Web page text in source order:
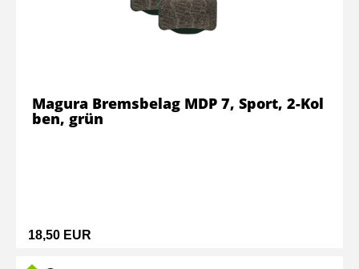
18,50 EUR
Magura Bremsbelag MDP 7, Sport, 2-Kol
ben, grün